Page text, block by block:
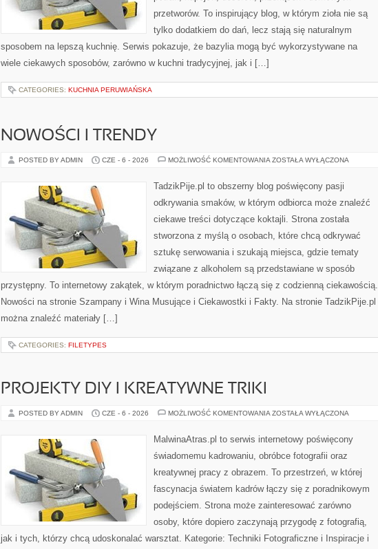
przetworów. To inspirujący blog, w którym zioła nie są
tylko dodatkiem do dań, lecz stają się naturalnym
sposobem na lepszą kuchnię. Serwis pokazuje, że bazylia mogą być wykorzystywane na
wiele ciekawych sposobów, zarówno w kuchni tradycyjnej, jak i […]
CATEGORIES: KUCHNIA PERUWIAŃSKA
NOWOŚCI I TRENDY
POSTED BY ADMIN CZE - 6 - 2026 MOŻLIWOŚĆ KOMENTOWANIA NOWOŚCI
ZOSTAŁA WYŁĄCZONA
TadzikPije.pl to obszerny blog poświęcony pasji
odkrywania smaków, w którym odbiorca może znaleźć
ciekawe treści dotyczące koktajli. Strona została
stworzona z myślą o osobach, które chcą odkrywać
sztukę serwowania i szukają miejsca, gdzie tematy
związane z alkoholem są przedstawiane w sposób
przystępny. To internetowy zakątek, w którym poradnictwo łączą się z codzienną ciekawością.
Nowości na stronie Szampany i Wina Musujące i Ciekawostki i Fakty. Na stronie TadzikPije.pl
można znaleźć materiały […]
CATEGORIES: FILETYPES
PROJEKTY DIY I KREATYWNE TRIKI
POSTED BY ADMIN CZE - 6 - 2026 MOŻLIWOŚĆ KOMENTOWANIA PROJEKTY
KREATYWNE
TRIKI
ZOSTAŁA WYŁĄCZONA
MalwinaAtras.pl to serwis internetowy poświęcony
świadomemu kadrowaniu, obróbce fotografii oraz
kreatywnej pracy z obrazem. To przestrzeń, w której
fascynacja światem kadrów łączy się z poradnikowym
podejściem. Strona może zainteresować zarówno
osoby, które dopiero zaczynają przygodę z fotografią,
jak i tych, którzy chcą udoskonalać warsztat. Kategorie: Techniki Fotograficzne i Inspiracje i